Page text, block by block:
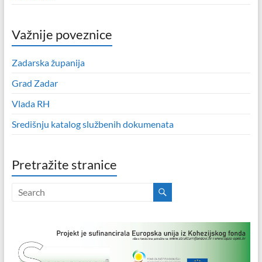
Važnije poveznice
Zadarska županija
Grad Zadar
Vlada RH
Središnju katalog službenih dokumenata
Pretražite stranice